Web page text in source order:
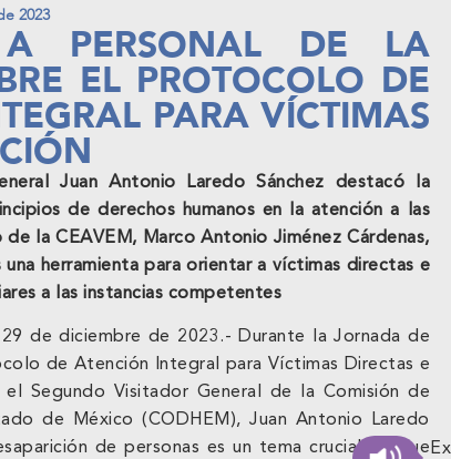
2023
A PERSONAL DE LA
EL PROTOCOLO DE
PARA VÍCTIMAS
Juan Antonio Laredo Sánchez destacó la
de derechos humanos en la atención a las
la CEAVEM, Marco Antonio Jiménez Cárdenas,
herramienta para orientar a víctimas directas e
a las instancias competentes
de diciembre de 2023.- Durante la Jornada de
de Atención Integral para Víctimas Directas e
el Segundo Visitador General de la Comisión de
de México (CODHEM), Juan Antonio Laredo
de personas es un tema crucial porque